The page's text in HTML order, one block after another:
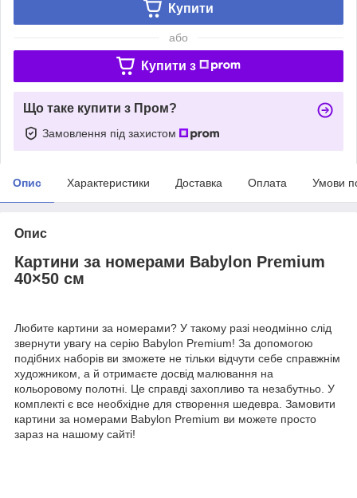
Купити
або
Купити з
Що таке купити з Пром?
Замовлення під захистом
Опис Характеристики Доставка Оплата Умови
Опис
Картини за номерами Babylon Premium
40×50 см
Любите картини за номерами? У такому разі неодмінно слід
звернути увагу на серію Babylon Premium! За допомогою
подібних наборів ви зможете не тільки відчути себе справжнім
художником, а й отримаєте досвід малювання на
кольоровому полотні. Це справді захопливо та незабутньо. У
комплекті є все необхідне для створення шедевра. Замовити
картини за номерами Babylon Premium ви можете просто
зараз на нашому сайті!